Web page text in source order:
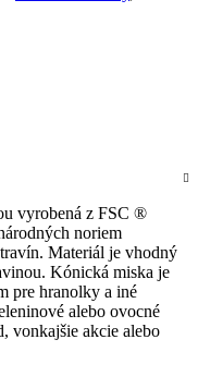
vyrobená z FSC ®
noriem
Materiál je vhodný
Kónická miska je
pre hranolky a iné
alebo ovocné
vonkajšie akcie alebo